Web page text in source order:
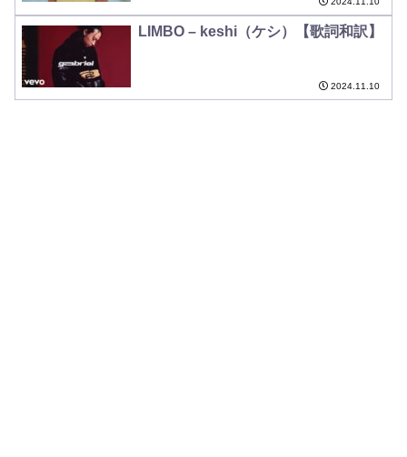
LIMBO – keshi（ケシ）【歌詞和訳】
2024.11.10